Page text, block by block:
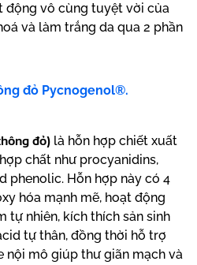
động vô cùng tuyệt vời của
và làm trắng da qua 2 phần
đỏ Pycnogenol®.
đỏ) là hỗn hợp chiết xuất
chất như procyanidins,
phenolic. Hỗn hợp này có 4
hóa mạnh mẽ, hoạt động
tự nhiên, kích thích sản sinh
tự thân, đồng thời hỗ trợ
nội mô giúp thư giãn mạch và